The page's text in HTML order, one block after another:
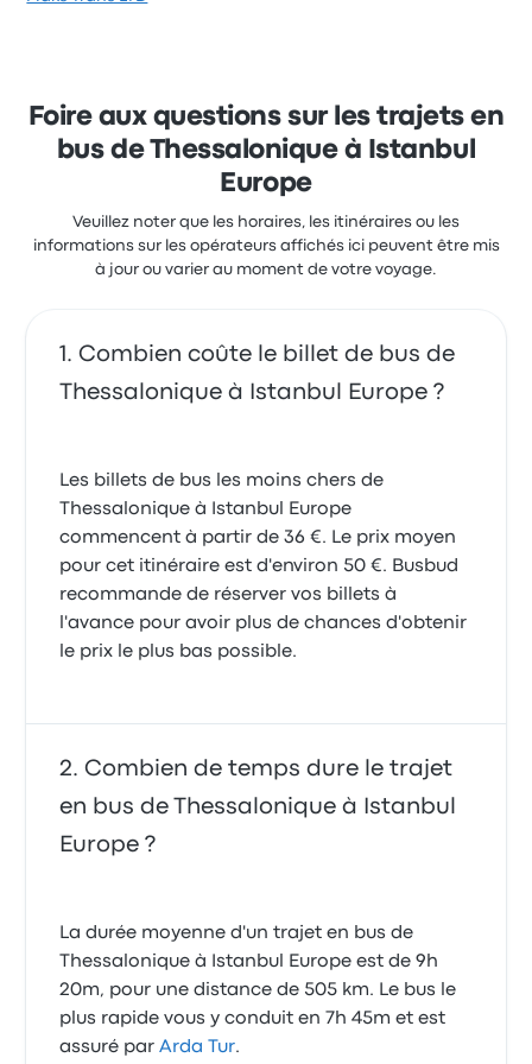
5.0 sur 5 étoiles
à 46 €
Foire aux questions sur les trajets en
bus de Thessalonique à Istanbul
Europe
Veuillez noter que les horaires, les itinéraires ou les
informations sur les opérateurs affichés ici peuvent être mis
à jour ou varier au moment de votre voyage.
Combien coûte le billet de bus de
Thessalonique à Istanbul Europe ?
Les billets de bus les moins chers de
Thessalonique à Istanbul Europe
commencent à partir de 36 €. Le prix moyen
pour cet itinéraire est d'environ 50 €. Busbud
recommande de réserver vos billets à
l'avance pour avoir plus de chances d'obtenir
le prix le plus bas possible.
Combien de temps dure le trajet
en bus de Thessalonique à Istanbul
Europe ?
La durée moyenne d'un trajet en bus de
Thessalonique à Istanbul Europe est de 9h
20m, pour une distance de 505 km. Le bus le
plus rapide vous y conduit en 7h 45m et est
assuré parArda Tur.